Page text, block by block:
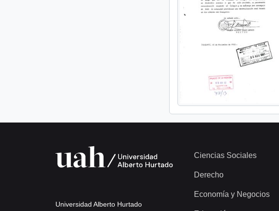
Universidad Alberto Hurtado
Ciencias Sociales
Derecho
Economía y Negocios